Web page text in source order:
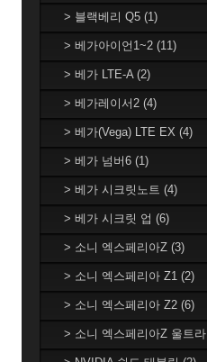
> 블랙베리 Q5 (1)
> 베가아이언1~2 (11)
> 베가 LTE-A (2)
> 베가레이서2 (4)
> 베가(Vega) LTE EX (4)
> 베가 넘버6 (1)
> 베가 시크릿노트 (4)
> 베가 시크릿 업 (6)
> 소니 엑스페리아Z (3)
> 소니 엑스페리아 Z1 (2)
> 소니 엑스페리아 Z2 (6)
> 소니 엑스페리아Z 울트라